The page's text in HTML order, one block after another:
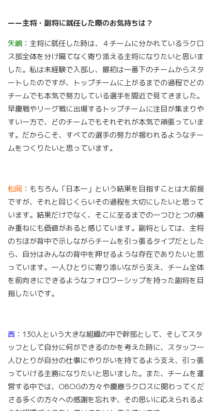
ーー主将・副将に就任した際のお気持ちは？
矢嶋 ：主将に就任した時は、４チームに分かれているラクロ
ス部全体を分け隔てなく寄り添える主将になりたいと思いま
した。私は未経験で入部し、最初は一番下のチームからスタ
ートしたのですが、トップチームに上がるまでの過程でどの
チームでも本気で努力している選手を間近で見てきました。
早慶戦やリーグ戦に出場するトップチームに注目が集まりや
すい一方で、どのチームでもそれぞれが本気で頑張っていま
す。だからこそ、すべての選手の努力が報われるようなチー
ムをつくりたいと思っています。
松岡 ：もちろん「日本一」という結果を目指すことは大前提
ですが、それと同じくらいその過程を大切にしたいと思って
います。結果だけでなく、そこに至るまでの一つひとつの積
み重ねにも価値があると感じています。副将としては、主将
のちほが背中で示しながらチームを引っ張るタイプだとした
ら、自分はみんなの背中を押せるような存在でありたいと思
っています。一人ひとりに寄り添いながら支え、チーム全体
を前向きにできるようなフォロワーシップを持った副将を目
指したいです。
西 ：130人という大きな組織の中で幹部として、そしてスタ
ッフとして自分に何ができるのかを考えた時に、スタッフ一
人ひとりが自分の仕事にやりがいを持てるよう支え、引っ張
っていける主務になりたいと思いました。また、チームを運
営する中では、OBOGの方々や慶應ラクロスに関わってくだ
さる多くの方々への感謝を忘れず、その思いに応えられるよ